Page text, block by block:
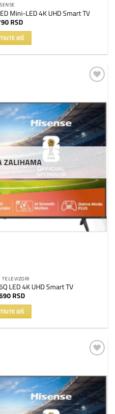
Mini-LED 4K UHD Smart TV
RSD
JOŠ
listu
želja
ZALIHAMA
TELEVIZORI
LED 4K UHD Smart TV
RSD
JOŠ
listu
želja